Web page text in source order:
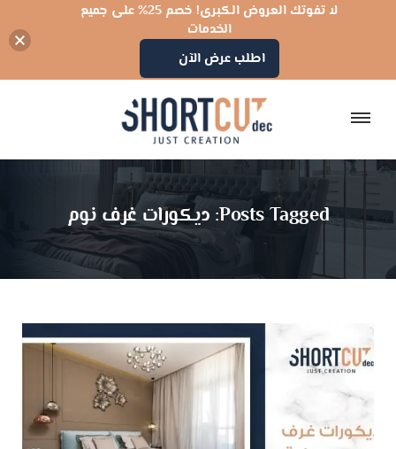
Posts Tagged: ديكورات غرف نوم
لا تفوتك العروض الكبرى! خصم 25% على جميع
الخدمات
اطلب عرض الآن